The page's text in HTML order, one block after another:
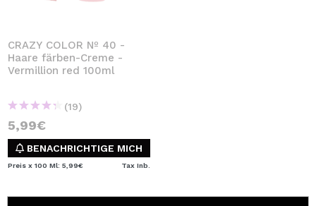
CRAZY COLOR Nº 40 -
Haare färben-Creme -
Vermillion red 100ml
(19)
5,99€
BENACHRICHTIGE MICH
Preis x 100 Ml: 5,99€ Tax Inb.